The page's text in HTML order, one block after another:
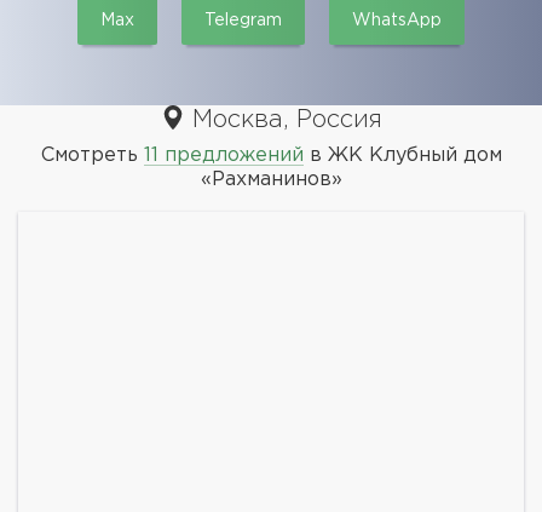
Max Telegram WhatsApp
Москва, Россия
Смотреть 11 предложений в ЖК Клубный дом
«Рахманинов»